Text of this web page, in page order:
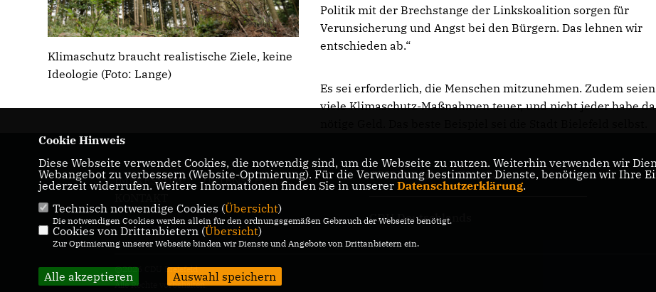
Klimaschutz braucht realistische Ziele, keine
Ideologie (Foto: Lange)
Politik mit der Brechstange der Linkskoalition sorgen für
Verunsicherung und Angst bei den Bürgern. Das lehnen wir
entschieden ab.“
Es sei erforderlich, die Menschen mitzunehmen. Zudem seien
viele Klimaschutz-Maßnahmen teuer, und nicht jeder habe
IMPRESSUM
DATENSCHUTZ
CDU Nordrhein-Westfalen
CDU Deutschlands
@2026 CDU Bielefeld
Alle Rechte vorbehalten.
Cookie Hinweis
Diese Webseite verwendet Cookies, die notwendig sind, um die Webseite zu nutzen. Weiterhin verwenden wir
Webangebot zu verbessern (Website-Optmierung). Für die Verwendung bestimmter Dienste, benötigen wir Ihre
jederzeit widerrufen. Weitere Informationen finden Sie in unserer Datenschutzerklärung.
Technisch notwendige Cookies (Übersicht)
Die notwendigen Cookies werden allein für den ordnungsgemäßen Gebrauch der Webseite benötigt.
Cookies von Drittanbietern (Übersicht)
Zur Optimierung unserer Webseite binden wir Dienste und Angebote von Drittanbietern ein.
Alle akzeptieren Auswahl speichern